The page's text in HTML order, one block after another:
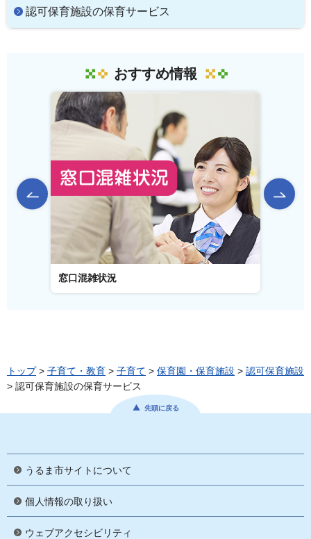
認可保育施設の保育サービス
おすすめ情報
前のスライドを表示
窓口混雑状況
トップ> 子育て・教育 > 子育て > 保育園・保育施設 > 認可保育施設
> 認可保育施設の保育サービス
先頭に戻る
うるま市サイトについて
個人情報の取り扱い
ウェブアクセシビリティ